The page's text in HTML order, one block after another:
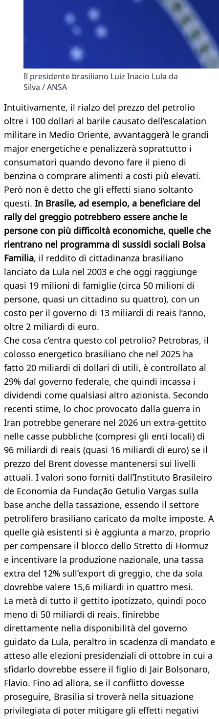
Il presidente brasiliano Luiz Inacio Lula da
Silva / ANSA
Intuitivamente, il rialzo del prezzo del petrolio
oltre i 100 dollari al barile causato dell’escalation
militare in Medio Oriente, avvantaggerà le grandi
major energetiche e penalizzerà soprattutto i
consumatori quando devono fare il pieno di
benzina o comprare alimenti a costi più elevati.
Però non è detto che gli effetti siano soltanto
questi. In Brasile, ad esempio, a beneficiare del
rally del greggio potrebbero essere anche le
persone con più difficoltà economiche, quelle che
rientrano nel programma di sussidi sociali Bolsa
Familia, il reddito di cittadinanza brasiliano
lanciato da Lula nel 2003 e che oggi raggiunge
quasi 19 milioni di famiglie (circa 50 milioni di
persone, quasi un cittadino su quattro), con un
costo per il governo di 13 miliardi di reais l’anno,
oltre 2 miliardi di euro.
Che cosa c’entra questo col petrolio? Petrobras, il
colosso energetico brasiliano che nel 2025 ha
fatto 20 miliardi di dollari di utili, è controllato al
29% dal governo federale, che quindi incassa i
dividendi come qualsiasi altro azionista. Secondo
recenti stime, lo choc provocato dalla guerra in
Iran potrebbe generare nel 2026 un extra-gettito
nelle casse pubbliche (compresi gli enti locali) di
96 miliardi di reais (quasi 16 miliardi di euro) se il
prezzo del Brent dovesse mantenersi sui livelli
attuali. I valori sono forniti dall’Instituto Brasileiro
de Economia da Fundação Getulio Vargas sulla
base anche della tassazione, essendo il settore
petrolifero brasiliano caricato da molte imposte. A
quelle già esistenti si è aggiunta a marzo, proprio
per compensare il blocco dello Stretto di Hormuz
e incentivare la produzione nazionale, una tassa
extra del 12% sull’export di greggio, che da sola
dovrebbe valere 15,6 miliardi in quattro mesi.
La metà di tutto il gettito ipotizzato, quindi poco
meno di 50 miliardi di reais, finirebbe
direttamente nella disponibilità del governo
guidato da Lula, peraltro in scadenza di mandato e
atteso alle elezioni presidenziali di ottobre in cui a
sfidarlo dovrebbe essere il figlio di Jair Bolsonaro,
Flavio. Fino ad allora, se il conflitto dovesse
proseguire, Brasilia si troverà nella situazione
privilegiata di poter mitigare gli effetti negativi